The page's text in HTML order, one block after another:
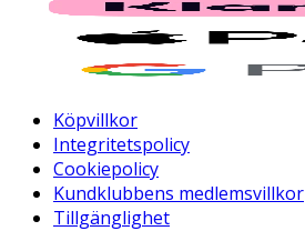
Köpvillkor
Integritetspolicy
Cookiepolicy
Kundklubbens medlemsvillkor
Tillgänglighet